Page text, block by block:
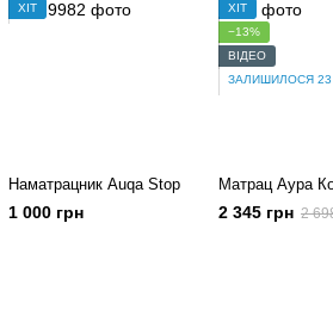
ХІТ
Наматрацник Auqa Stop
1 000 грн
ХІТ
−13%
ВІДЕО
ЗАЛИШИЛОСЯ 23
Матрац Аура
2 345 грн 2